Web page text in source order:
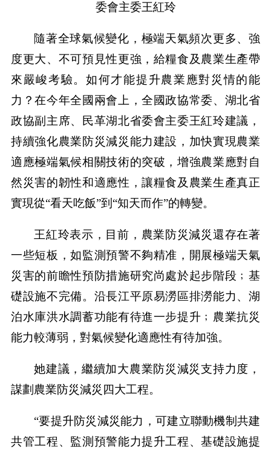
委會主委王紅玲
隨著全球氣候變化，極端天氣頻次更多、強
度更大、不可預見性更強，給糧食及農業生產帶
來嚴峻考驗。如何才能提升農業應對災情的能
力？在今年全國兩會上，全國政協常委、湖北省
政協副主席、民革湖北省委會主委王紅玲建議，
持續強化農業防災減災能力建設，加快實現農業
適應極端氣候相關技術的突破，增強農業應對自
然災害的韌性和適應性，讓糧食及農業生產真正
實現從“看天吃飯”到“知天而作”的轉變。
王紅玲表示，目前，農業防災減災還存在著
一些短板，如監測預警不夠精准，開展極端天氣
災害的前瞻性預防措施研究尚處於起步階段﹔基
礎設施不完備。沿長江平原易澇區排澇能力、湖
泊水庫洪水調蓄功能有待進一步提升﹔農業抗災
能力較薄弱，對氣候變化適應性有待加強。
她建議，繼續加大農業防災減災支持力度，
謀劃農業防災減災四大工程。
“要提升防災減災能力，可建立聯動機制共建
共管工程、監測預警能力提升工程、基礎設施提